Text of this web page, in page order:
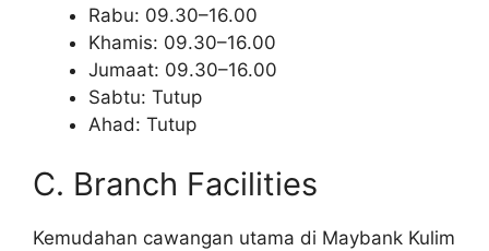
Rabu: 09.30–16.00
Khamis: 09.30–16.00
Jumaat: 09.30–16.00
Sabtu: Tutup
Ahad: Tutup
C. Branch Facilities
Kemudahan cawangan utama di Maybank Kulim